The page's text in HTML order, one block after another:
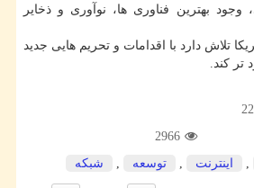
بهترین فناوری ها، نوآوری و ذخایر
تلاش دارد با اقدامات و تحریم هایی جدید
تر کند.
2966
اینترنت توسعه شبكه